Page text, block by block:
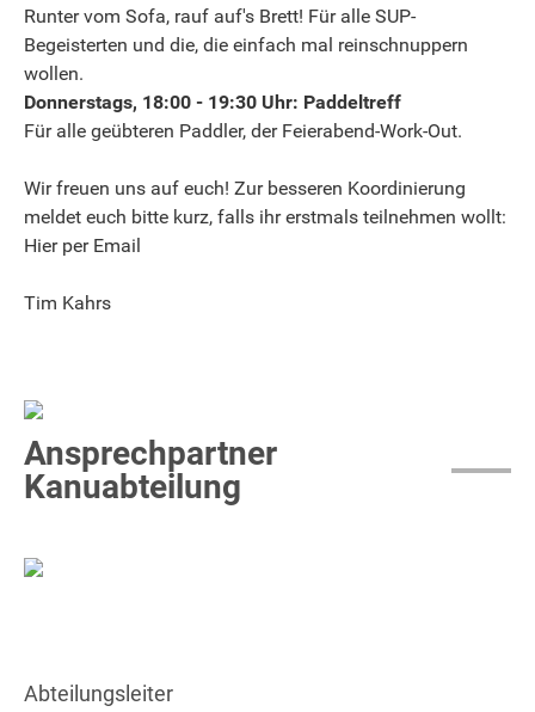
Runter vom Sofa, rauf auf's Brett! Für alle SUP-
Begeisterten und die, die einfach mal reinschnuppern
wollen.
Donnerstags, 18:00 - 19:30 Uhr: Paddeltreff
Für alle geübteren Paddler, der Feierabend-Work-Out.
Wir freuen uns auf euch! Zur besseren Koordinierung
meldet euch bitte kurz, falls ihr erstmals teilnehmen wollt:
Hier per Email
Tim Kahrs
Ansprechpartner
Kanuabteilung
Abteilungsleiter